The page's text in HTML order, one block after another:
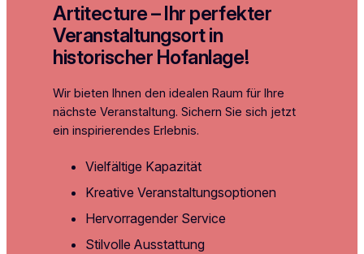
Artitecture – Ihr perfekter
Veranstaltungsort in
historischer Hofanlage!
Wir bieten Ihnen den idealen Raum für Ihre
nächste Veranstaltung. Sichern Sie sich jetzt
ein inspirierendes Erlebnis.
Vielfältige Kapazität
Kreative Veranstaltungsoptionen
Hervorragender Service
Stilvolle Ausstattung